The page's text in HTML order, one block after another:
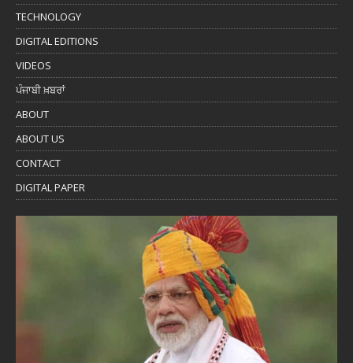
TECHNOLOGY
DIGITAL EDITIONS
VIDEOS
ਪੰਜਾਬੀ ਖ਼ਬਰਾਂ
ABOUT
ABOUT US
CONTACT
DIGITAL PAPER